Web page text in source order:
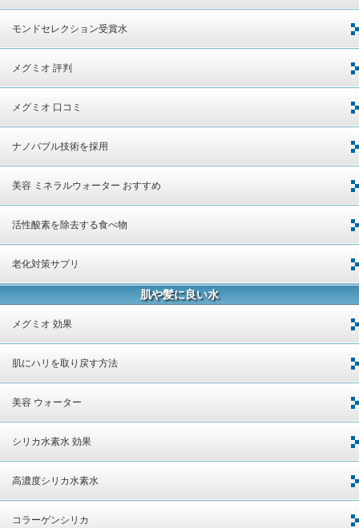
モンドセレクション受賞水
メグミオ 評判
メグミオ 口コミ
ナノバブル技術を採用
美容 ミネラルウォーター おすすめ
活性酸素を除去する食べ物
老化対策サプリ
肌や髪に良い水
メグミオ 効果
肌にハリを取り戻す方法
美容 ウォーター
シリカ水素水 効果
高濃度シリカ水素水
コラーゲンシリカ